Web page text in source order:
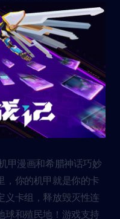
甲漫画和希腊神话巧妙
，你的机甲就是你的卡
义卡组，释放毁灭性连
球和殖民地！游戏支持